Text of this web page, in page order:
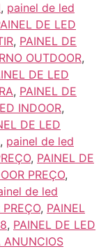
, painel de led
DE LED
, PAINEL DE
OUTDOOR,
DE LED
, PAINEL DE
INDOOR,
DE LED
, painel de led
, PAINEL DE
PREÇO,
de led
, PAINEL
, PAINEL DE LED
ANUNCIOS